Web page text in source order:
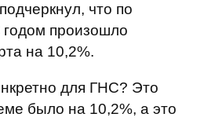
что по
произошло
на 10,2%.
для ГНС? Это
было на 10,2%, а это